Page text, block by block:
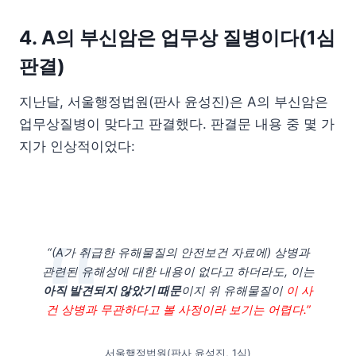
4. A의 부신암은 업무상 질병이다(1심
판결)
지난달, 서울행정법원(판사 윤성진)은 A의 부신암은
업무상질병이 맞다고 판결했다. 판결문 내용 중 몇 가
지가 인상적이었다:
“(A가 취급한 유해물질의 안전보건 자료에) 상병과
관련된 유해성에 대한 내용이 없다고 하더라도, 이는
아직 발견되지 않았기 때문이지 위 유해물질이 이 사
건 상병과 무관하다고 볼 사정이라 보기는 어렵다.”
서울행정법원(판사 윤성진, 1심)